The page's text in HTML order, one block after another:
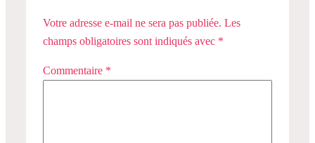
Votre adresse e-mail ne sera pas publiée. Les
champs obligatoires sont indiqués avec *
Commentaire *